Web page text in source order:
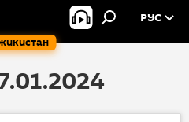
РУС